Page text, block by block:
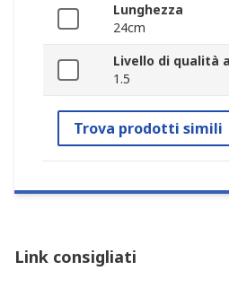
Lunghezza
24cm
Livello di qualità
1.5
Trova prodotti simili
Link consigliati